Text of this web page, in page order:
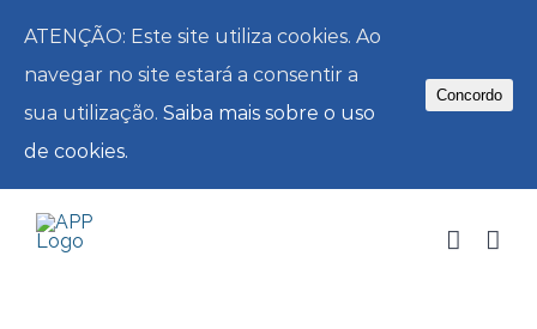
ATENÇÃO: Este site utiliza cookies. Ao
navegar no site estará a consentir a
sua utilização. Saiba mais sobre o uso
de cookies.
Concordo